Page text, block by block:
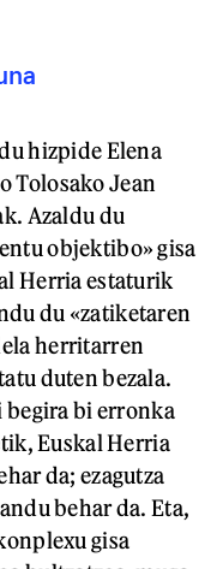
hizpide Elena
Tolosako Jean
Azaldu du
objektibo» gisa
Herria estaturik
du «zatiketaren
herritarren
duten bezala.
bi erronka
Euskal Herria
da; ezagutza
behar da. Eta,
gisa